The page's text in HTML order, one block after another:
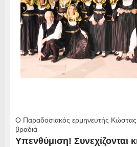
Ο Παραδοσιακός ερμηνευτής
βραδιά
Υπενθύμιση! Συνεχίζονται